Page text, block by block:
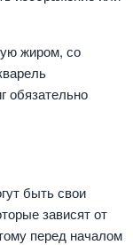
жиром, со
обязательно
быть свои
зависят от
перед началом